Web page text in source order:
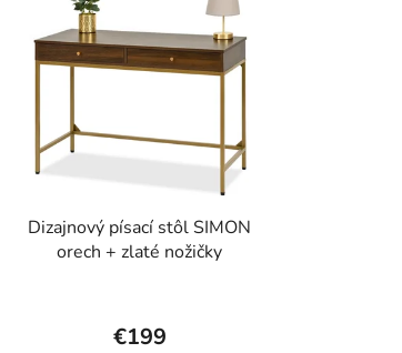
Dizajnový písací stôl SIMON
orech + zlaté nožičky
€199